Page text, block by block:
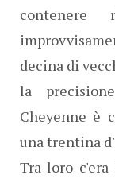
contenere
decina di
la
Cheyenne è
una trentina
Tra loro